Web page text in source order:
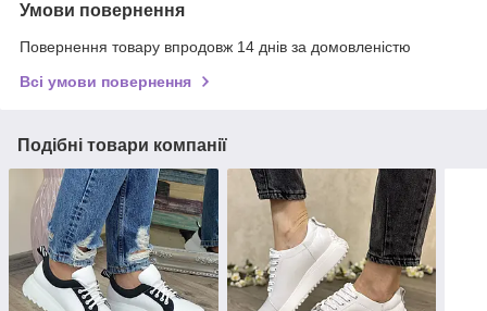
Умови повернення
Повернення товару впродовж 14 днів за домовленістю
Всі умови повернення
Подібні товари компанії